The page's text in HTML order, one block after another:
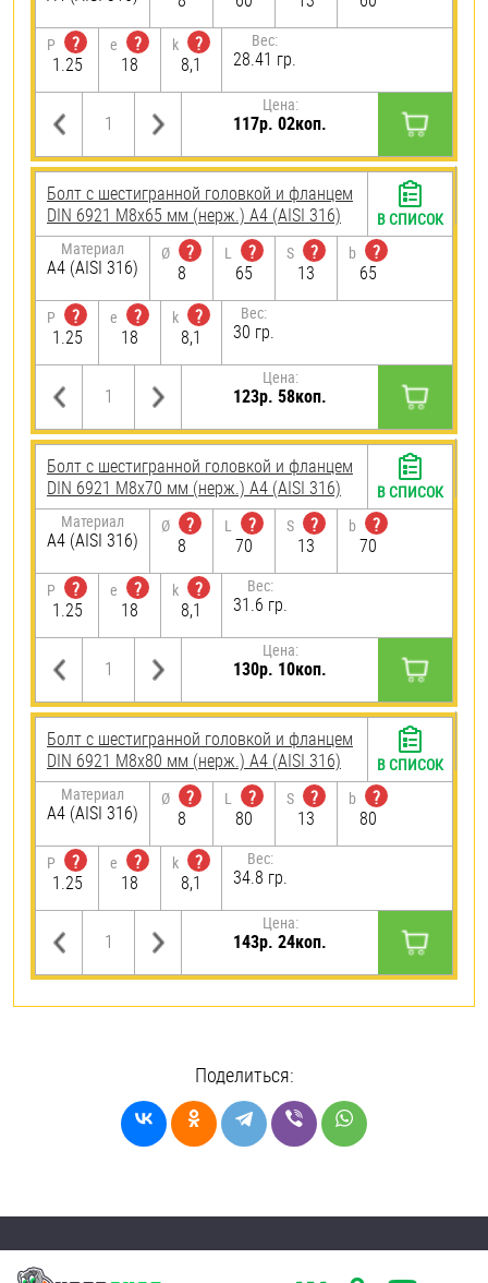
P
?
1.25
e
?
18
k
?
8,1
Вес:
28.41 гр.
Цена:
117р. 02коп.
Болт с шестигранной головкой и фланцем
DIN 6921 М8х65 мм (нерж.) A4 (AISI 316)
Материал
A4 (AISI 316)
Ø
?
8
L
?
65
S
?
13
b
?
65
P
?
1.25
e
?
18
k
?
8,1
Вес:
30 гр.
Цена:
123р. 58коп.
В СПИСОК
Болт с шестигранной головкой и фланцем
DIN 6921 М8х70 мм (нерж.) A4 (AISI 316)
Материал
A4 (AISI 316)
Ø
?
8
L
?
70
S
?
13
b
?
70
P
?
1.25
e
?
18
k
?
8,1
Вес:
31.6 гр.
Цена:
130р. 10коп.
В СПИСОК
Болт с шестигранной головкой и фланцем
DIN 6921 М8х80 мм (нерж.) A4 (AISI 316)
Материал
A4 (AISI 316)
Ø
?
8
L
?
80
S
?
13
b
?
80
P
?
1.25
e
?
18
k
?
8,1
Вес:
34.8 гр.
Цена:
143р. 24коп.
В СПИСОК
Поделиться: